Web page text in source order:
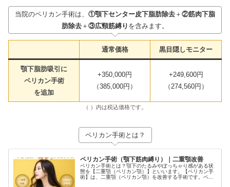
当院のペリカン手術は、 ①顎下センター皮下脂肪除去 ＋ ②筋肉下脂
肪除去 ＋ ③広頸筋縛り を含みます。
通常価格 黒目隠しモニター
顎下脂肪吸引に
ペリカン手術
を追加
+350,000円
（385,000円）
+249,600円
（274,560円）
（ ）内は税込価格です。
ペリカン手術とは？
ペリカン手術（顎下筋肉縛り）｜二重顎改善
ペリカン手術とは？顎下のたるみやぽっちゃり感がある状
態を【二重顎（ペリカン顎）】といいます。【ペリカン手
術】は、二重顎（ペリカン顎）を改善する手術です。ペリ